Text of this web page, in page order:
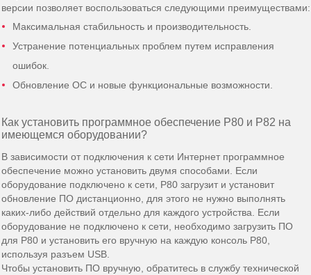
версии позволяет воспользоваться следующими преимуществами:
Максимальная стабильность и производительность.
Устранение потенциальных проблем путем исправления
ошибок.
Обновление ОС и новые функциональные возможности.
Как установить программное обеспечение P80 и P82 на
имеющемся оборудовании?
В зависимости от подключения к сети Интернет программное
обеспечение можно установить двумя способами. Если
оборудование подключено к сети, P80 загрузит и установит
обновление ПО дистанционно, для этого не нужно выполнять
каких-либо действий отдельно для каждого устройства. Если
оборудование не подключено к сети, необходимо загрузить ПО
для P80 и установить его вручную на каждую консоль P80,
используя разъем USB.
Чтобы установить ПО вручную, обратитесь в службу технической